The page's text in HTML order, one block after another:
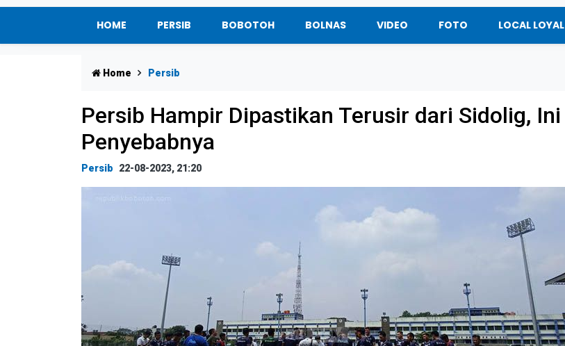
HOME PERSIB BOBOTOH BOLNAS VIDEO FOTO LOCAL LOYAL
Home Persib
Persib Hampir Dipastikan Terusir dari Sidolig, Ini
Penyebabnya
Persib 22-08-2023, 21:20